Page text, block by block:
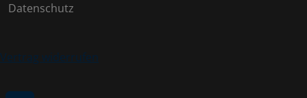
Datenschutz
Vertrag widerrufen